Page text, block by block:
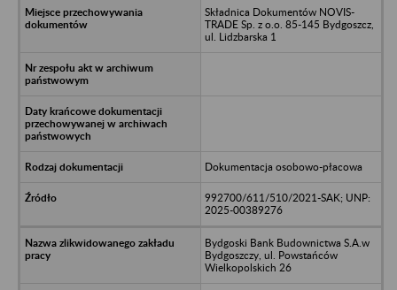
Składnica Dokumentów NOVIS-
TRADE Sp. z o.o. 85-145 Bydgoszcz,
ul. Lidzbarska 1
Dokumentacja osobowo-płacowa
992700/611/510/2021-SAK; UNP:
2025-00389276
Bydgoski Bank Budownictwa S.A.w
Bydgoszczy, ul. Powstańców
Wielkopolskich 26